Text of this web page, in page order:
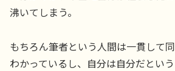
沸いてしまう。
もちろん筆者という人間は一貫して
わかっているし、自分は自分だとい